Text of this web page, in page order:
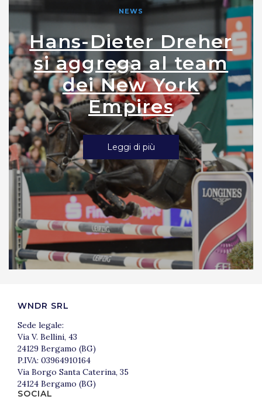
NEWS
Hans-Dieter Dreher
si aggrega al team
dei New York
Empires
Leggi di più
WNDR SRL
Sede legale:
Via V. Bellini, 43
24129 Bergamo (BG)
P.IVA: 03964910164
Via Borgo Santa Caterina, 35
24124 Bergamo (BG)
SOCIAL